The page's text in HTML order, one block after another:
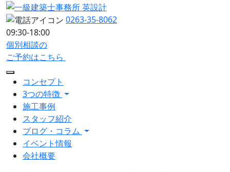
0263-35-8062
09:30-18:00
個別相談の
ご予約はこちら
コンセプト
3つの特徴
施工事例
スタッフ紹介
ブログ・コラム
イベント情報
会社概要